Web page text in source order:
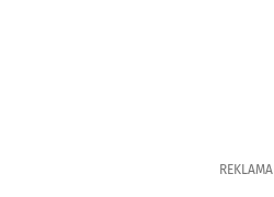
REKLAMA